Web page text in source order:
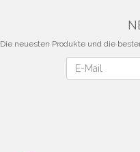
Die neuesten Produkte und die
Newsletter